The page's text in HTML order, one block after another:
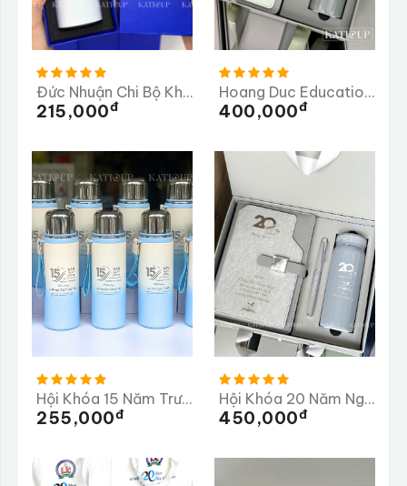
Đức Nhuận Chi Bộ Khu Phố 2
215,000Đ
Hoang Duc Education Group
400,000Đ
Hội Khóa 15 Năm Trường THPT Ba Bể
255,000Đ
Hội Khóa 20 Năm Ngày Trở Về Trường THCS Vân Côn
450,000Đ